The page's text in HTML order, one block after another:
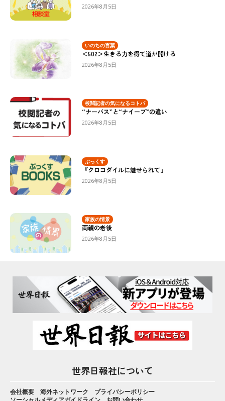
2026年8月5日
いのちの言葉
＜502＞生きる力を得て道が開ける
2026年8月5日
校閲記者の気になるコトバ
“ナーバス”と“ナイーブ”の違い
2026年8月5日
ぶっくす
『クロコダイルに魅せられて』
2026年8月5日
家族の情景
両親の老後
2026年8月5日
世界日報社について
会社概要 海外ネットワーク
プライバシーポリシー